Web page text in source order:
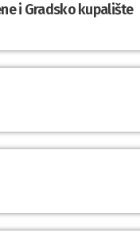
i Gradsko kupalište